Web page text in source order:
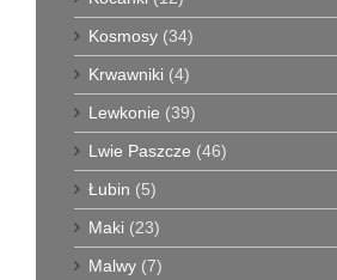
Kosmosy (34)
Krwawniki (4)
Lewkonie (39)
Lwie Paszcze (46)
Łubin (5)
Maki (23)
Malwy (7)